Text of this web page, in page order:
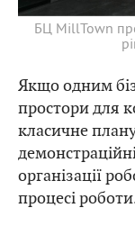
БЦ MillTown
Якщо одним
простори для
класичне
організації
процесі